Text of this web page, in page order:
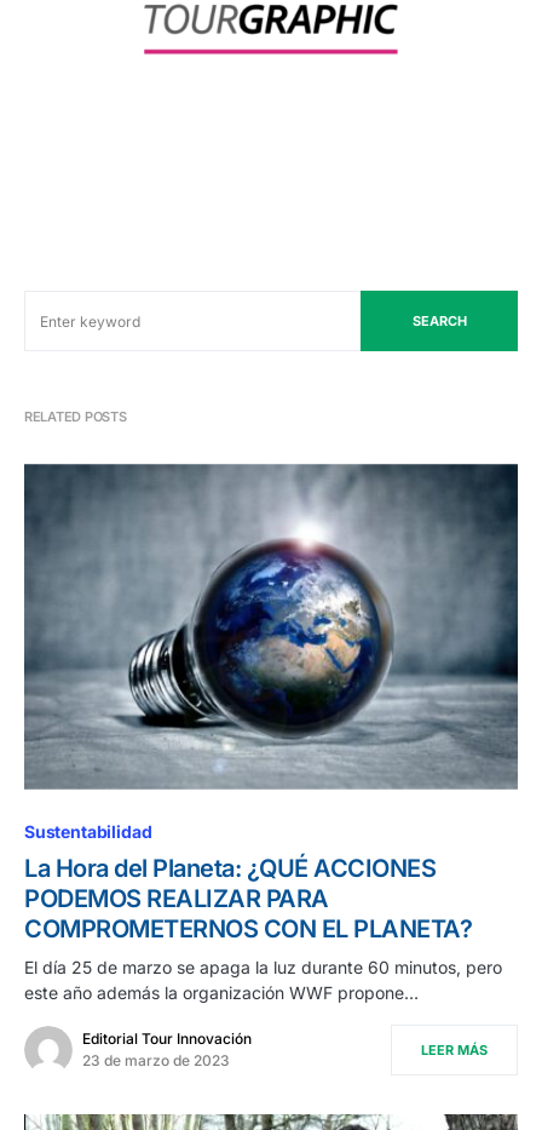
SEARCH
RELATED POSTS
Sustentabilidad
La Hora del Planeta: ¿QUÉ ACCIONES
PODEMOS REALIZAR PARA
COMPROMETERNOS CON EL PLANETA?
El día 25 de marzo se apaga la luz durante 60 minutos, pero
este año además la organización WWF propone…
Editorial Tour Innovación
23 de marzo de 2023
LEER MÁS